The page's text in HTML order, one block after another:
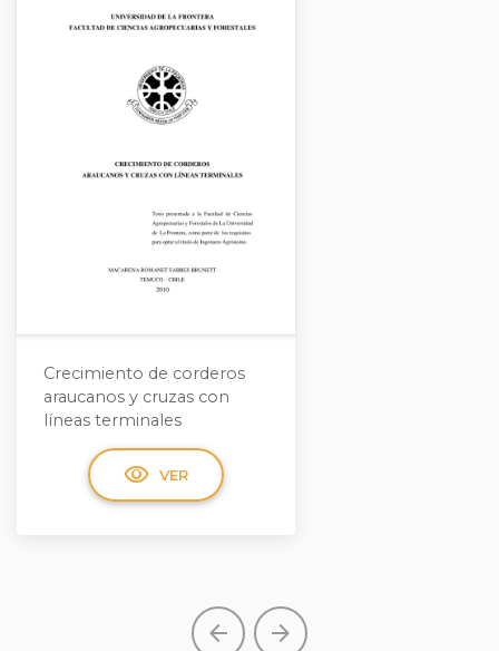
Crecimiento de corderos
araucanos y cruzas con
líneas terminales
visibility VER
arrow_back arrow_forward